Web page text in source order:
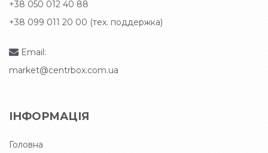
+38 050 012 40 88
+38 099 011 20 00 (тех. поддержка)
Email:
market@centrbox.com.ua
ІНФОРМАЦІЯ
Головна